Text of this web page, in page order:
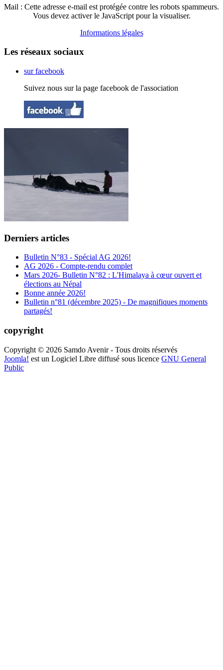
Mail : Cette adresse e-mail est protégée contre les robots spammeurs.
Vous devez activer le JavaScript pour la visualiser.
Informations légales
Les réseaux sociaux
sur facebook
Suivez nous sur la page facebook de l'association
Derniers articles
Bulletin N°83 - Spécial AG 2026!
AG 2026 - Compte-rendu complet
Mars 2026- Bulletin N°82 : L'Himalaya à cœur ouvert et
élections au Népal
Bonne année 2026!
Bulletin n°81 (décembre 2025) - De magnifiques moments
partagés!
copyright
Copyright © 2026 Samdo Avenir - Tous droits réservés
Joomla! est un Logiciel Libre diffusé sous licence GNU General
Public